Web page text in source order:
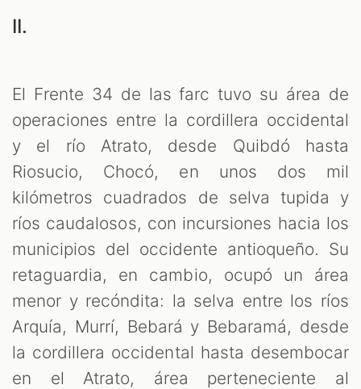
II.
El Frente 34 de las farc tuvo su área de
operaciones entre la cordillera occidental
y el río Atrato, desde Quibdó hasta
Riosucio, Chocó, en unos dos mil
kilómetros cuadrados de selva tupida y
ríos caudalosos, con incursiones hacia los
municipios del occidente antioqueño. Su
retaguardia, en cambio, ocupó un área
menor y recóndita: la selva entre los ríos
Arquía, Murrí, Bebará y Bebaramá, desde
la cordillera occidental hasta desembocar
en el Atrato, área perteneciente al